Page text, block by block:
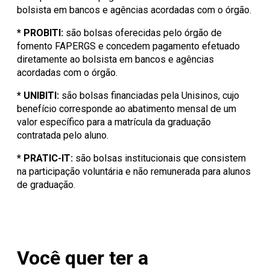
bolsista em bancos e agências acordadas com o órgão.
* PROBITI: são bolsas oferecidas pelo órgão de
fomento FAPERGS e concedem pagamento efetuado
diretamente ao bolsista em bancos e agências
acordadas com o órgão.
* UNIBITI: são bolsas financiadas pela Unisinos, cujo
benefício corresponde ao abatimento mensal de um
valor específico para a matrícula da graduação
contratada pelo aluno.
* PRATIC-IT: são bolsas institucionais que consistem
na participação voluntária e não remunerada para alunos
de graduação.
Você quer ter a